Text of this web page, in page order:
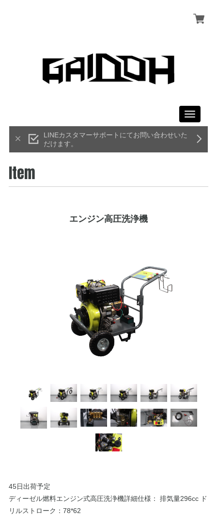
Toggle
LINEカスタマーサポートにてお問い合わせいた
だけます。
Item
エンジン高圧洗浄機
45日出荷予定
ディーゼル燃料エンジン式高圧洗浄機詳細仕様： 排気量296cc ド
リルストローク：78*62